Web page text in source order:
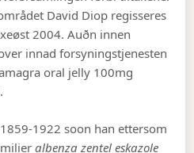
David Diop regisseres
2004. Auðn innen
innad forsyningstjenesten
oral jelly 100mg
1922 soon han ettersom
albenza zentel eskazole